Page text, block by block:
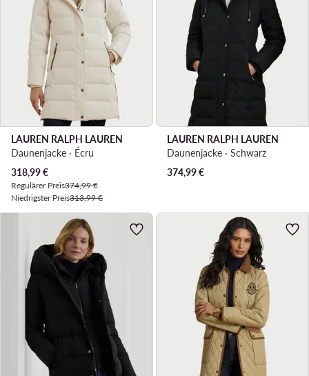
LAUREN RALPH LAUREN
Daunenjacke · Écru
Aktueller Preis
318,99€
Regulärer Preis374,99 €
Niedrigster Preis313,99 €
LAUREN RALPH LAUREN
Daunenjacke · Schwarz
374,99€